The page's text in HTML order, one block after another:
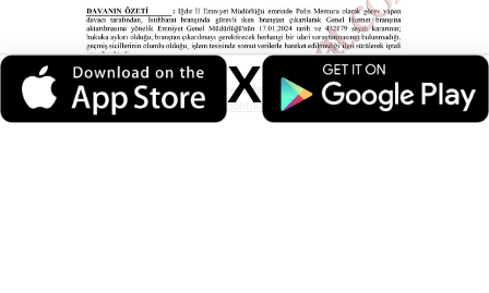
X
Veri politikasındaki amaçlarla sınırlı ve mevzuata uygun şekilde çerez
konumlandırmaktayız. Detaylar içinveri politikamızıinceleyebilirsiniz.